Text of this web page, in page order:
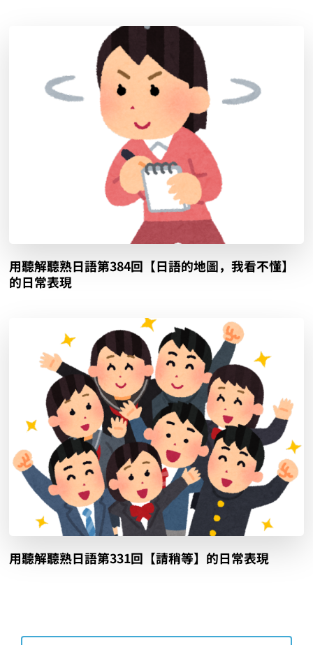
用聽解聽熟日語第384回【日語的地圖，我看不懂】
的日常表現
用聽解聽熟日語第331回【請稍等】的日常表現